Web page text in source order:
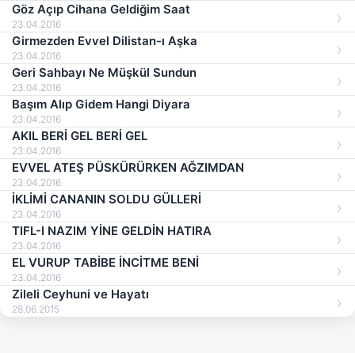
Göz Açıp Cihana Geldiğim Saat
23.04.2016
Girmezden Evvel Dilistan-ı Aşka
23.04.2016
Geri Sahbayı Ne Müşkül Sundun
23.04.2016
Başım Alıp Gidem Hangi Diyara
23.04.2016
AKIL BERİ GEL BERİ GEL
23.04.2016
EVVEL ATEŞ PÜSKÜRÜRKEN AĞZIMDAN
23.04.2016
İKLİMİ CANANIN SOLDU GÜLLERİ
23.04.2016
TIFL-I NAZIM YİNE GELDİN HATIRA
23.04.2016
EL VURUP TABİBE İNCİTME BENİ
23.04.2016
Zileli Ceyhuni ve Hayatı
28.06.2015